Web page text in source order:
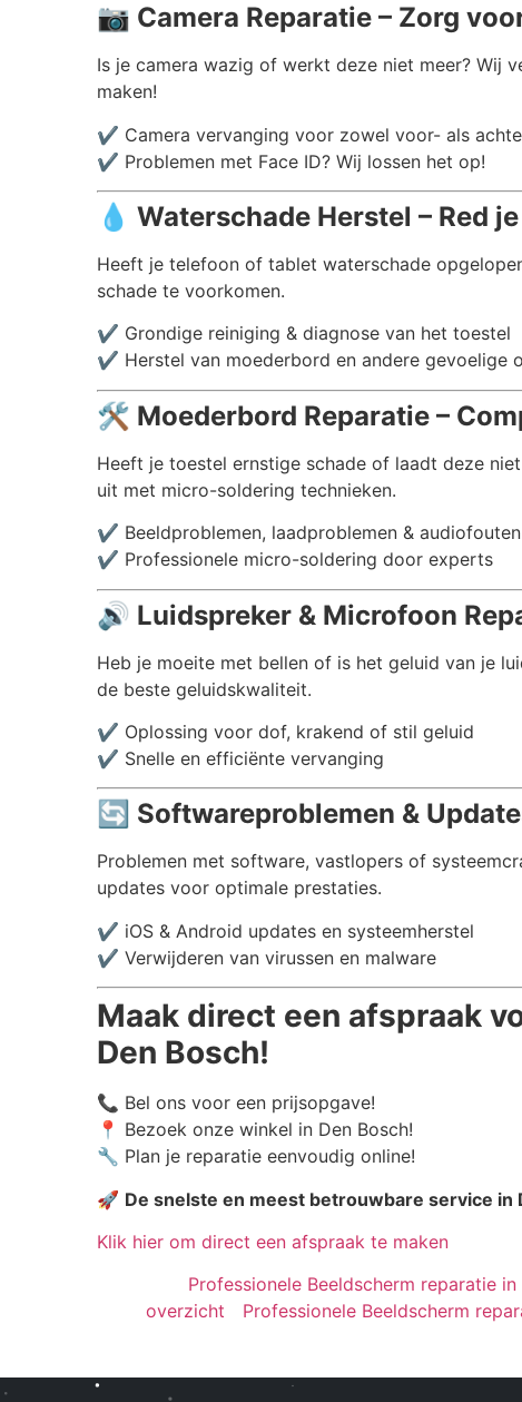
📷 Camera Reparatie – Zorg
Is je camera wazig of werkt deze niet meer? Wij
maken!
✔️ Camera vervanging voor zowel voor- als
✔️ Problemen met Face ID? Wij lossen het op!
💧 Waterschade Herstel – Red
Heeft je telefoon of tablet waterschade
schade te voorkomen.
✔️ Grondige reiniging & diagnose van het toestel
✔️ Herstel van moederbord en andere gevoelige
🛠️ Moederbord Reparatie –
Heeft je toestel ernstige schade of laadt deze
uit met micro-soldering technieken.
✔️ Beeldproblemen, laadproblemen &
✔️ Professionele micro-soldering door experts
🔊 Luidspreker & Microfoon
Heb je moeite met bellen of is het geluid van je
de beste geluidskwaliteit.
✔️ Oplossing voor dof, krakend of stil geluid
✔️ Snelle en efficiënte vervanging
🔄 Softwareproblemen &
Problemen met software, vastlopers of
updates voor optimale prestaties.
✔️ iOS & Android updates en systeemherstel
✔️ Verwijderen van virussen en malware
Maak direct een afspraak
Den Bosch!
📞 Bel ons voor een prijsopgave!
📍 Bezoek onze winkel in Den Bosch!
🔧 Plan je reparatie eenvoudig online!
🚀 De snelste en meest betrouwbare service in
Klik hier om direct een afspraak te maken
Professionele Beeldscherm reparatie
overzicht
Professionele Beeldscherm